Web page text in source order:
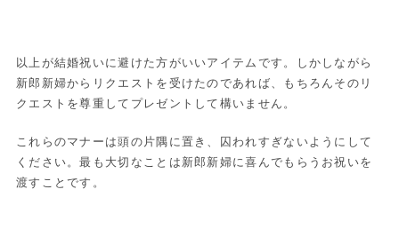
以上が結婚祝いに避けた方がいいアイテムです。しかしながら
新郎新婦からリクエストを受けたのであれば、もちろんそのリ
クエストを尊重してプレゼントして構いません。
これらのマナーは頭の片隅に置き、囚われすぎないようにして
ください。最も大切なことは新郎新婦に喜んでもらうお祝いを
渡すことです。